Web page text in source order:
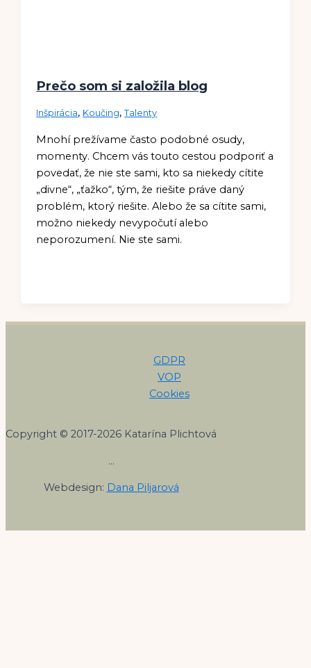
Prečo som si založila blog
Inšpirácia, Koučing,Talenty
Mnohí prežívame často podobné osudy,
momenty. Chcem vás touto cestou podporiť a
povedať, že nie ste sami, kto sa niekedy cítite
„divne“, „ťažko“, tým, že riešite práve daný
problém, ktorý riešite. Alebo že sa cítite sami,
možno niekedy nevypočutí alebo
neporozumení. Nie ste sami.
GDPR
VOP
Cookies
Copyright © 2017-2026 Katarína Plichtová
…
Webdesign: Dana Piljarová